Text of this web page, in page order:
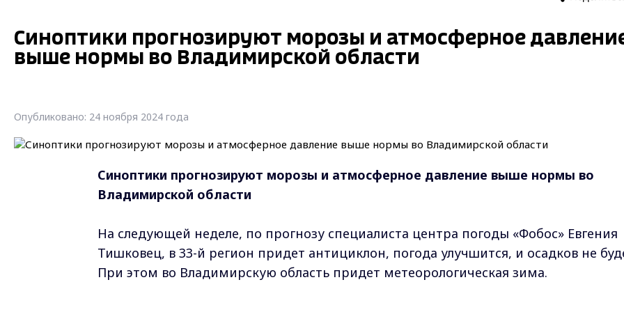
Синоптики прогнозируют морозы и атмосферное
выше нормы во Владимирской области
Опубликовано: 24 ноября 2024 года
Синоптики прогнозируют морозы и атмосферное давление выше нормы во
Владимирской области
На следующей неделе, по прогнозу специалиста центра погоды «Фобос» Евгения
Тишковец, в 33-й регион придет антициклон, погода улучшится, и осадков не
При этом во Владимирскую область придет метеорологическая зима.